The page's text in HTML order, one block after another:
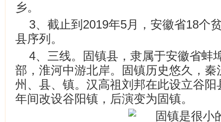
乡。
3、截止到2019年5月，安徽省18个
县序列。
4、三线。固镇县，隶属于安徽省蚌
部，淮河中游北岸。固镇历史悠久，
州、县、镇。汉高祖刘邦在此设立谷
年间改设谷阳镇，后演变为固镇。